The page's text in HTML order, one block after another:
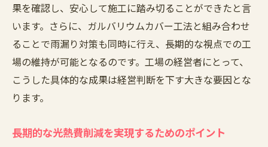
施工事例から見るガルバリウムのメリット
長期間の光熱費削減を可能にする技術
ガルバリウムを使用した屋根の美観を保つ
秘訣
愛知県での導入事例とその成果
工場屋根遮熱塗装の事前効果測定サービスで安
心施工
果を確認し、安心して施工に踏み切ることができたと言
います。さらに、ガルバリウムカバー工法と組み合わせ
ることで雨漏り対策も同時に行え、長期的な視点での工
場の維持が可能となるのです。工場の経営者にとって、
こうした具体的な成果は経営判断を下す大きな要因とな
ります。
長期的な光熱費削減を実現するためのポイント